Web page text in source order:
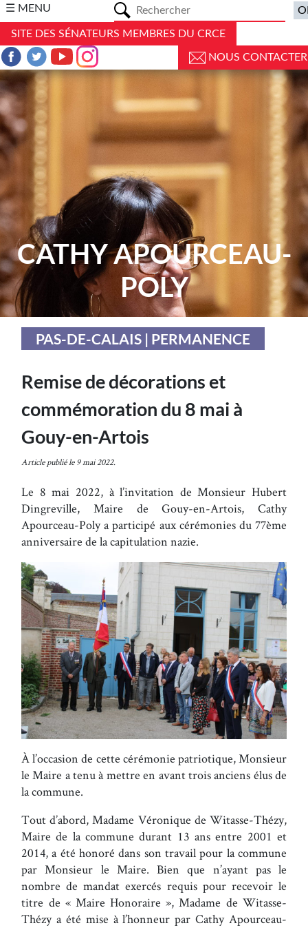
☰ MENU
SITE DES SÉNATEURS MEMBRES DU CRCE
NOUS CONTACTER
CATHY APOURCEAU-
POLY
PAS-DE-CALAIS | PERMANENCE
Remise de décorations et
commémoration du 8 mai à
Gouy-en-Artois
Article publié le 9 mai 2022.
Le 8 mai 2022, à l’invitation de Monsieur Hubert
Dingreville, Maire de Gouy-en-Artois, Cathy
Apourceau-Poly a participé aux cérémonies du 77ème
anniversaire de la capitulation nazie.
À l’occasion de cette cérémonie patriotique, Monsieur
le Maire a tenu à mettre en avant trois anciens élus de
la commune.
Tout d’abord, Madame Véronique de Witasse-Thézy,
Maire de la commune durant 13 ans entre 2001 et
2014, a été honoré dans son travail pour la commune
par Monsieur le Maire. Bien que n’ayant pas le
nombre de mandat exercés requis pour recevoir le
titre de « Maire Honoraire », Madame de Witasse-
Thézy a été mise à l’honneur par Cathy Apourceau-